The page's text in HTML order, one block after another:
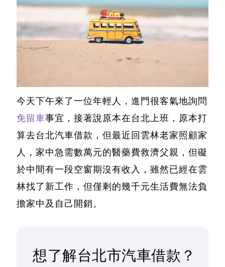
今天下午來了一位年輕人，進門很客氣地詢問
免留車事宜，接著說原本在台北上班，原本打
算去台北汽車借款 ，但最近回雲林老家照顧家
人，家中急需數萬元的醫藥費救濟父親，但礙
於中間有一段空窗期沒有收入，雖然已經在雲
林找了新工作，但僅剩的幾千元生活費無法負
擔家中及自己開銷。
想了解台北市汽車借款？